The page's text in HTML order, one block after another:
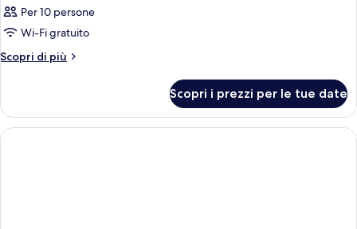
Per 10 persone
Wi-Fi gratuito
Scopri di più
Altri
Scopri i prezzi per le tue date